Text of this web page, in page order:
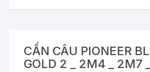
CẦN CÂU PIONEER
GOLD 2 _ 2M4 _ 2M7